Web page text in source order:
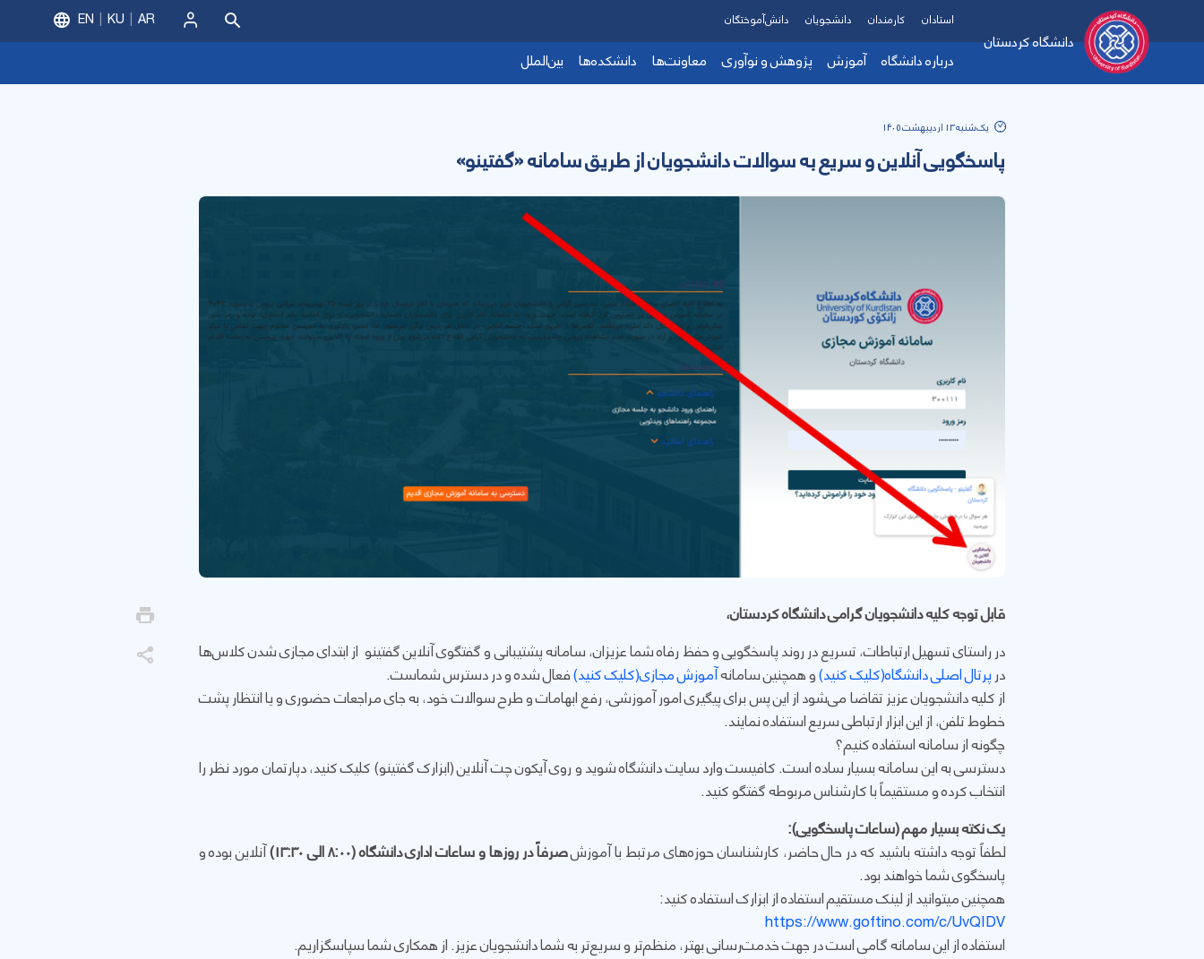
دانشگاه کردستان
درباره دانشگاه آموزش پژوهش و نوآوری معاونت‌ها دانشکده‌ها بین‌الملل
استادان کارمندان دانشجویان دانش‌آموختگان
ورود
EN KU AR
یک‌شنبه 13 اردیبهشت 1405
پاسخگویی آنلاین و سریع به سوالات دانشجویان از طریق سامانه «گفتینو»
قابل توجه کلیه دانشجویان گرامی دانشگاه کردستان،
در راستای تسهیل ارتباطات، تسریع در روند پاسخگویی و حفظ رفاه شما عزیزان، سامانه پشتیبانی و گفتگوی آنلاین گفتینو از ابتدای مجازی شدن کلاس‌ها
درپرتال اصلی دانشگاه(کلیک کنید)و همچنین سامانهآموزش مجازی(کلیک کنید)فعال شده و در دسترس شماست.
از کلیه دانشجویان عزیز تقاضا می‌شود از این پس برای پیگیری امور آموزشی، رفع ابهامات و طرح سوالات خود، به جای مراجعات حضوری و یا انتظار پشت
خطوط تلفن، از این ابزار ارتباطی سریع استفاده نمایند.
چگونه از سامانه استفاده کنیم؟
دسترسی به این سامانه بسیار ساده است. کافیست وارد سایت دانشگاه شوید و روی آیکون چت آنلاین (ابزارک گفتینو) کلیک کنید، دپارتمان مورد نظر را
انتخاب کرده و مستقیماً با کارشناس مربوطه گفتگو کنید.
یک نکته بسیار مهم (ساعات پاسخگویی):
لطفاً توجه داشته باشید که در حال حاضر، کارشناسان حوزه‌های مرتبط با آموزشصرفاً در روزها و ساعات اداری دانشگاه (8:00 الی 13:30)
آنلاین بوده و
پاسخگوی شما خواهند بود.
همچنین میتوانید از لینک مستقیم استفاده از ابزارک استفاده کنید:
https://www.goftino.com/c/UvQIDV
استفاده از این سامانه گامی است در جهت خدمت‌رسانی بهتر، منظم‌تر و سریع‌تر به شما دانشجویان عزیز. از همکاری شما سپاسگزاریم.